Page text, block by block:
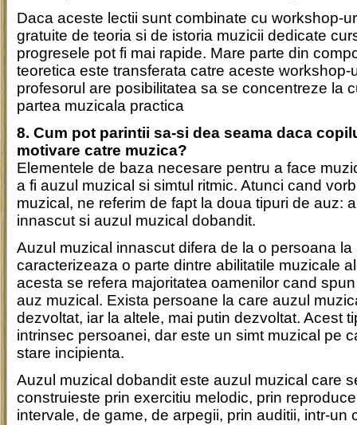
Daca aceste lectii sunt combinate cu workshop-
gratuite de teoria si de istoria muzicii dedicate
progresele pot fi mai rapide. Mare parte din
teoretica este transferata catre aceste workshop-
profesorul are posibilitatea sa se concentreze la
partea muzicala practica
8. Cum pot parintii sa-si dea seama daca
motivare catre muzica?
Elementele de baza necesare pentru a face
a fi auzul muzical si simtul ritmic. Atunci cand
muzical, ne referim de fapt la doua tipuri de auz:
innascut si auzul muzical dobandit.
Auzul muzical innascut difera de la o persoana la
caracterizeaza o parte dintre abilitatile muzicale
acesta se refera majoritatea oamenilor cand
auz muzical. Exista persoane la care auzul
dezvoltat, iar la altele, mai putin dezvoltat. Acest
intrinsec persoanei, dar este un simt muzical pe
stare incipienta.
Auzul muzical dobandit este auzul muzical care
construieste prin exercitiu melodic, prin
intervale, de game, de arpegii, prin auditii, intr-un